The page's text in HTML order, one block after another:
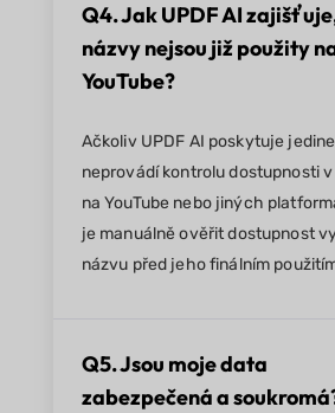
Q4. Jak UPDF AI
názvy nejsou již použity
YouTube?
Ačkoliv UPDF AI poskytuje
neprovádí kontrolu dostupnosti
na YouTube nebo jiných
je manuálně ověřit dostupnost
názvu před jeho finálním
Q5. Jsou moje data
zabezpečená a